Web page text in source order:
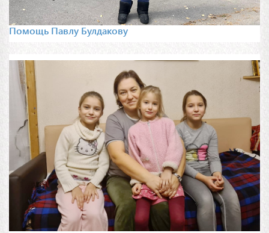
Помощь Павлу Булдакову